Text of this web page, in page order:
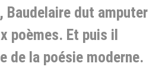
Baudelaire dut amputer
poèmes. Et puis il
de la poésie moderne.